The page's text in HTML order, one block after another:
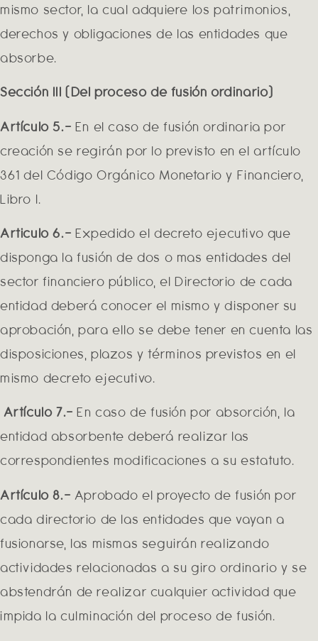
mismo sector, la cual adquiere los patrimonios,
derechos y obligaciones de las entidades que
absorbe.
Sección III (Del proceso de fusión ordinario)
Artículo 5.- En el caso de fusión ordinaria por
creación se regirán por lo previsto en el artículo
361 del Código Orgánico Monetario y Financiero,
Libro I.
Articulo 6.- Expedido el decreto ejecutivo que
disponga la fusión de dos o mas entidades del
sector financiero público, el Directorio de cada
entidad deberá conocer el mismo y disponer su
aprobación, para ello se debe tener en cuenta las
disposiciones, plazos y términos previstos en el
mismo decreto ejecutivo.
Artículo 7.-En caso de fusión por absorción, la
entidad absorbente deberá realizar las
correspondientes modificaciones a su estatuto.
Artículo 8.- Aprobado el proyecto de fusión por
cada directorio de las entidades que vayan a
fusionarse, las mismas seguirán realizando
actividades relacionadas a su giro ordinario y se
abstendrán de realizar cualquier actividad que
impida la culminación del proceso de fusión.